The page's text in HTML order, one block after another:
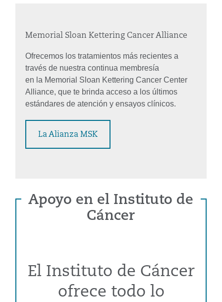
Memorial Sloan Kettering Cancer Alliance
Ofrecemos los tratamientos más recientes a
través de nuestra continua membresía
en la Memorial Sloan Kettering Cancer Center
Alliance, que te brinda acceso a los últimos
estándares de atención y ensayos clínicos.
La Alianza MSK
Apoyo en el Instituto de
Cáncer
El Instituto de Cáncer
ofrece todo lo